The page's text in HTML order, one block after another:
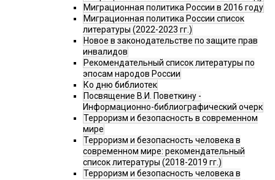
Миграционная политика России в 2016 году
Миграционная политика России список
литературы (2022-2023 гг.)
Новое в законодательстве по защите прав
инвалидов
Рекомендательный список литературы по
эпосам народов России
Ко дню библиотек
Посвящение В.И. Поветкину -
Информационно-библиографический очерк
Терроризм и безопасность в современном
мире
Терроризм и безопасность человека в
современном мире: рекомендательный
список литературы (2018-2019 гг.)
Терроризм и безопасность человека в